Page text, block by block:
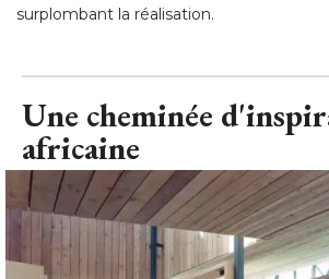
surplombant la réalisation.
Une cheminée
africaine